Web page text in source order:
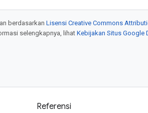
berdasarkan Lisensi Creative Commons
selengkapnya, lihat Kebijakan Situs Google
Referensi